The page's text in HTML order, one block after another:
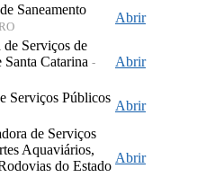
Saneamento
Abrir
Serviços de
Santa Catarina -
Abrir
Serviços Públicos
Abrir
de Serviços
Aquaviários,
do Estado
Abrir